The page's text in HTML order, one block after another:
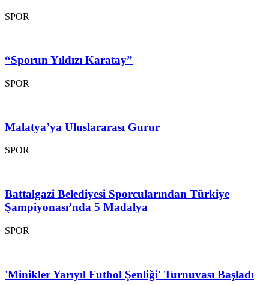
SPOR
“Sporun Yıldızı Karatay”
SPOR
Malatya’ya Uluslararası Gurur
SPOR
Battalgazi Belediyesi Sporcularından Türkiye
Şampiyonası’nda 5 Madalya
SPOR
'Minikler Yarıyıl Futbol Şenliği' Turnuvası Başladı